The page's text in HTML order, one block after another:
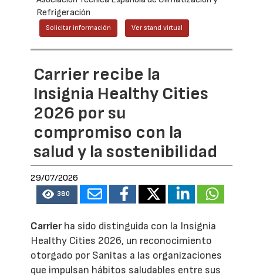
Refrigeración
Solicitar información Ver stand virtual
Carrier recibe la
Insignia Healthy Cities
2026 por su
compromiso con la
salud y la sostenibilidad
29/07/2026
380
Carrierha sido distinguida con la Insignia
Healthy Cities 2026, un reconocimiento
otorgado por Sanitas a las organizaciones
que impulsan hábitos saludables entre sus